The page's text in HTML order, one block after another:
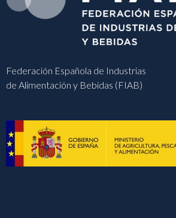
Federación Española de Industrias
de Alimentación y Bebidas (FIAB)